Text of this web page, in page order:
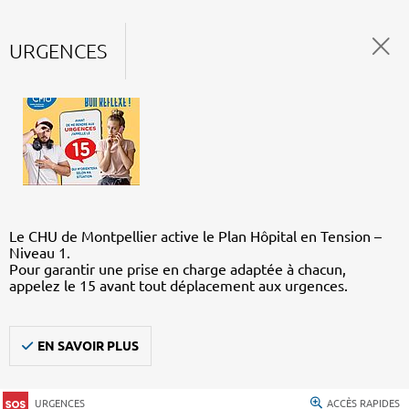
URGENCES
Le CHU de Montpellier active le Plan Hôpital en Tension –
Niveau 1.
Pour garantir une prise en charge adaptée à chacun,
appelez le 15 avant tout déplacement aux urgences.
EN SAVOIR PLUS
URGENCES ACCÈS RAPIDES